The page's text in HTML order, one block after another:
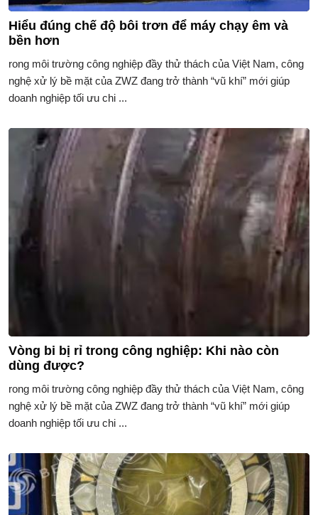
Hiểu đúng chế độ bôi trơn để máy chạy êm và
bền hơn
rong môi trường công nghiệp đầy thử thách của Việt Nam, công
nghệ xử lý bề mặt của ZWZ đang trở thành “vũ khí” mới giúp
doanh nghiệp tối ưu chi ...
Vòng bi bị rỉ trong công nghiệp: Khi nào còn
dùng được?
rong môi trường công nghiệp đầy thử thách của Việt Nam, công
nghệ xử lý bề mặt của ZWZ đang trở thành “vũ khí” mới giúp
doanh nghiệp tối ưu chi ...